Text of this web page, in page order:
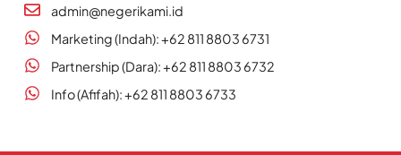
admin@negerikami.id
Marketing (Indah): +62 811 8803 6731
Partnership (Dara): +62 811 8803 6732
Info (Afifah): +62 811 8803 6733